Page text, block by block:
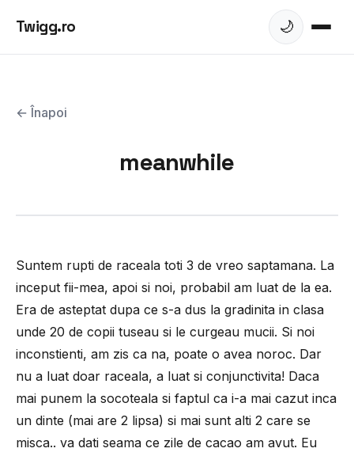
Twigg.ro 🌙
← Înapoi
meanwhile
Suntem rupti de raceala toti 3 de vreo saptamana. La
inceput fii-mea, apoi si noi, probabil am luat de la ea.
Era de asteptat dupa ce s-a dus la gradinita in clasa
unde 20 de copii tuseau si le curgeau mucii. Si noi
inconstienti, am zis ca na, poate o avea noroc. Dar
nu a luat doar raceala, a luat si conjunctivita! Daca
mai punem la socoteala si faptul ca i-a mai cazut inca
un dinte (mai are 2 lipsa) si mai sunt alti 2 care se
misca.. va dati seama ce zile de cacao am avut. Eu